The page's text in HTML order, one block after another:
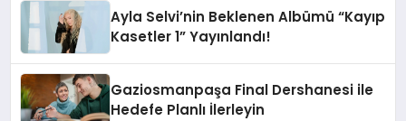
Ayla Selvi’nin Beklenen Albümü “Kayıp
Kasetler 1” Yayınlandı!
Gaziosmanpaşa Final Dershanesi ile
Hedefe Planlı İlerleyin